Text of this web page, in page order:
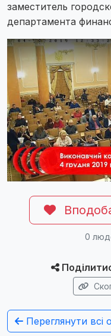
заместитель
департамента
Play Video: Play
0
Переглянути всі